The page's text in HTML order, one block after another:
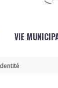
VIE